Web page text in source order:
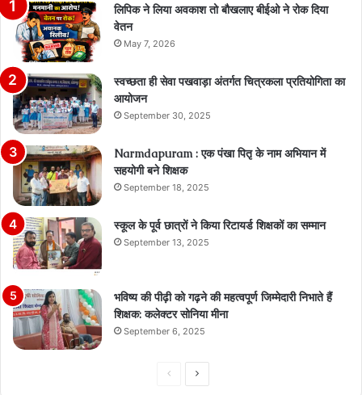
लिपिक ने लिया अवकाश तो बौखलाए बीईओ ने रोक दिया
वेतन
May 7, 2026
स्वच्छता ही सेवा पखवाड़ा अंतर्गत चित्रकला प्रतियोगिता का
आयोजन
September 30, 2025
Narmdapuram : एक पंखा पितृ के नाम अभियान में
सहयोगी बने शिक्षक
September 18, 2025
स्कूल के पूर्व छात्रों ने किया रिटायर्ड शिक्षकों का सम्मान
September 13, 2025
भविष्य की पीढ़ी को गढ़ने की महत्वपूर्ण जिम्मेदारी निभाते हैं
शिक्षक: कलेक्टर सोनिया मीना
September 6, 2025
PreviousNext